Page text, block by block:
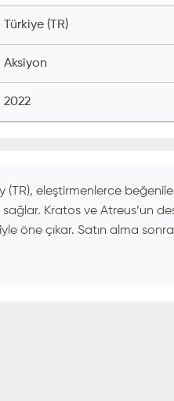
Türkiye (TR)
Aksiyon
2022
(TR), eleştirmenlerce
sağlar. Kratos ve Atreus’un
öne çıkar. Satın alma